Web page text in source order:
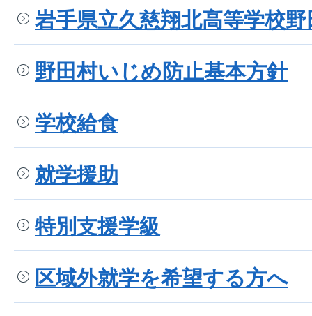
岩手県立久慈翔北高等学校
野田村いじめ防止基本方針
学校給食
就学援助
特別支援学級
区域外就学を希望する方へ